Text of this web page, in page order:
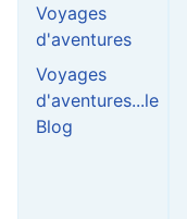
Voyages
d'aventures
Voyages
d'aventures...le
Blog